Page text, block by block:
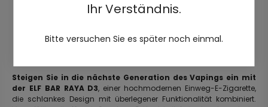
Ihr Verständnis.
Bitte versuchen Sie es später noch einmal.
Steigen Sie in die nächste Generation des Vapings ein mit
der ELF BAR RAYA D3, einer hochmodernen Einweg-E-Zigarette,
die schlankes Design mit überlegener Funktionalität kombiniert.